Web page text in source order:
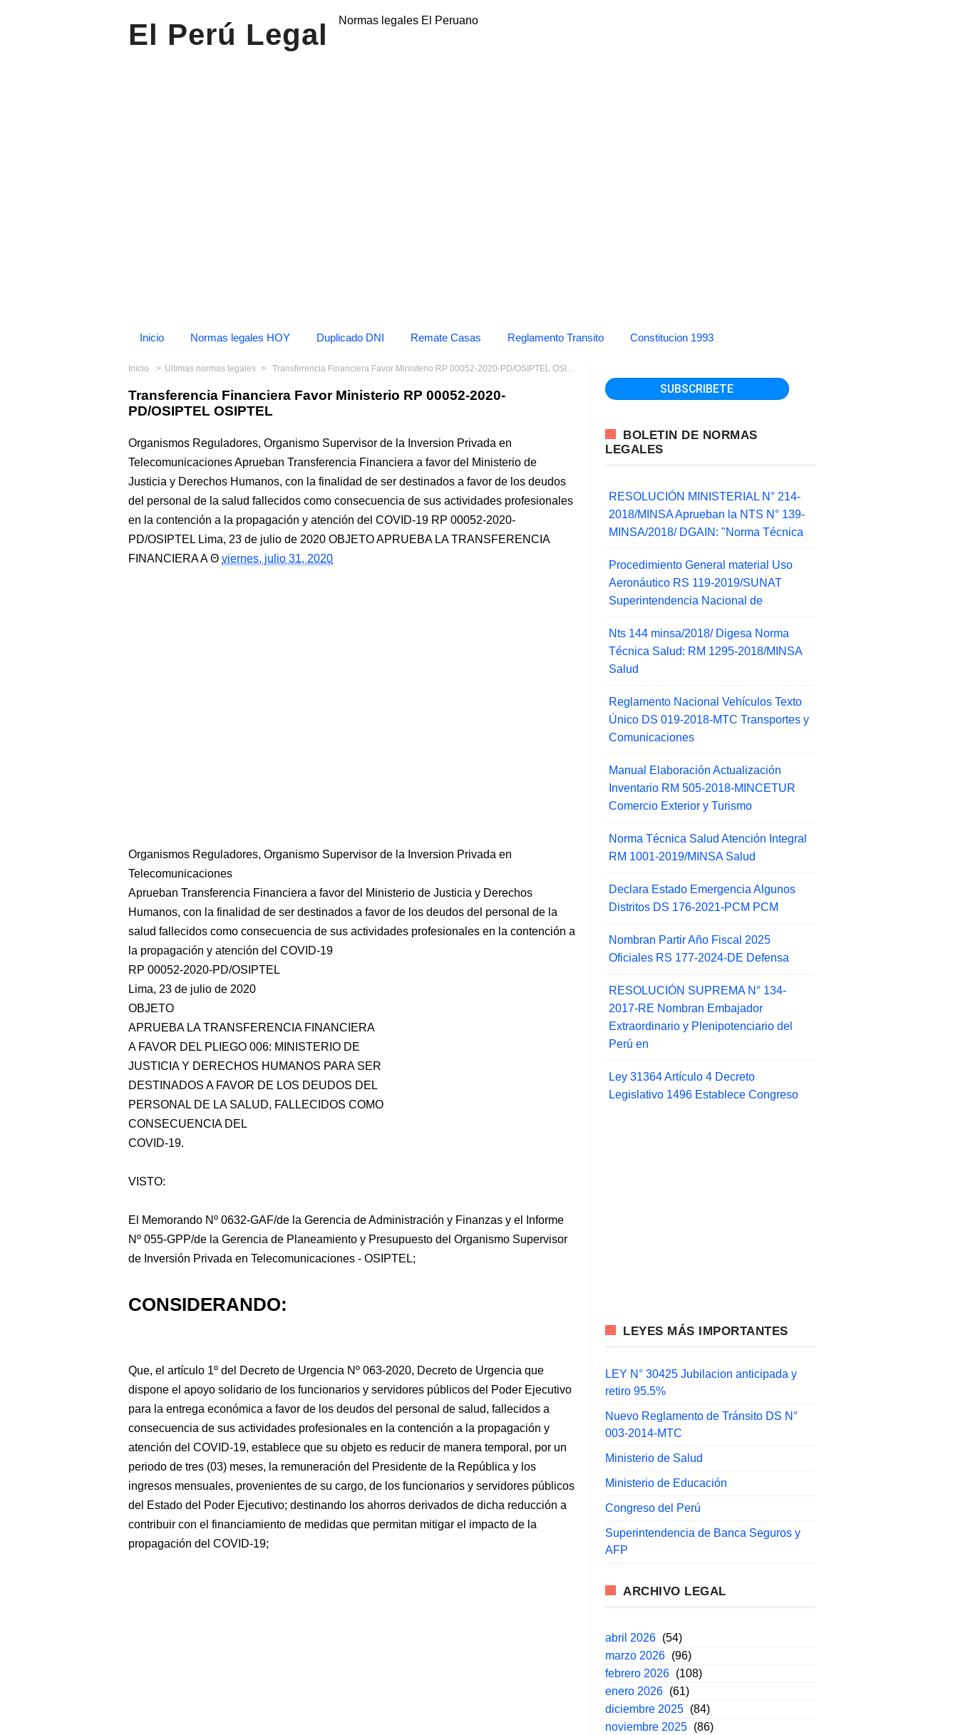
El Perú Legal Normas legales El Peruano
Inicio Normas legales HOY Duplicado DNI Remate Casas Reglamento Transito Constitucion 1993
Inicio Últimas normas legales Transferencia Financiera Favor Ministerio RP 00052-2020-PD/OSIPTEL OSIPTEL
Transferencia Financiera Favor Ministerio RP 00052-2020-
PD/OSIPTEL OSIPTEL
Organismos Reguladores, Organismo Supervisor de la Inversion Privada en
Telecomunicaciones Aprueban Transferencia Financiera a favor del Ministerio de
Justicia y Derechos Humanos, con la finalidad de ser destinados a favor de los deudos
del personal de la salud fallecidos como consecuencia de sus actividades profesionales
en la contención a la propagación y atención del COVID-19 RP 00052-2020-
PD/OSIPTEL Lima, 23 de julio de 2020 OBJETO APRUEBA LA TRANSFERENCIA
FINANCIERA A
viernes, julio 31, 2020
Organismos Reguladores, Organismo Supervisor de la Inversion Privada en
Telecomunicaciones
Aprueban Transferencia Financiera a favor del Ministerio de Justicia y Derechos
Humanos, con la finalidad de ser destinados a favor de los deudos del personal de la
salud fallecidos como consecuencia de sus actividades profesionales en la contención a
la propagación y atención del COVID-19
RP 00052-2020-PD/OSIPTEL
Lima, 23 de julio de 2020
OBJETO
APRUEBA LA TRANSFERENCIA FINANCIERA
AFAVOR DEL PLIEGO 006: MINISTERIO DE
JUSTICIA Y DERECHOS HUMANOS PARA SER
DESTINADOS A FAVOR DE LOS DEUDOS DEL
PERSONAL DE LA SALUD, FALLECIDOS COMO
CONSECUENCIA DEL
COVID-19.
VISTO:
El Memorando Nº 0632-GAF/de la Gerencia de Administración y Finanzas y el Informe
Nº 055-GPP/de la Gerencia de Planeamiento y Presupuesto del Organismo Supervisor
de Inversión Privada en Telecomunicaciones - OSIPTEL;
CONSIDERANDO:
Que, el artículo 1º del Decreto de Urgencia Nº 063-2020, Decreto de Urgencia que
dispone el apoyo solidario de los funcionarios y servidores públicos del Poder Ejecutivo
para la entrega económica a favor de los deudos del personal de salud, fallecidos a
consecuencia de sus actividades profesionales en la contención a la propagación y
atención del COVID-19, establece que su objeto es reducir de manera temporal, por un
periodo de tres (03) meses, la remuneración del Presidente de la República y los
ingresos mensuales, provenientes de su cargo, de los funcionarios y servidores públicos
del Estado del Poder Ejecutivo; destinando los ahorros derivados de dicha reducción a
contribuir con el financiamiento de medidas que permitan mitigar el impacto de la
propagación del COVID-19;
BOLETIN DE NORMAS
LEGALES
RESOLUCIÓN MINISTERIAL N° 214-
2018/MINSA Aprueban la NTS N° 139-
MINSA/2018/ DGAIN: "Norma Técnica
Procedimiento General material Uso
Aeronáutico RS 119-2019/SUNAT
Superintendencia Nacional de
Nts 144 minsa/2018/ Digesa Norma
Técnica Salud: RM 1295-2018/MINSA
Salud
Reglamento Nacional Vehículos Texto
Único DS 019-2018-MTC Transportes y
Comunicaciones
Manual Elaboración Actualización
Inventario RM 505-2018-MINCETUR
Comercio Exterior y Turismo
Norma Técnica Salud Atención Integral
RM 1001-2019/MINSA Salud
Declara Estado Emergencia Algunos
Distritos DS 176-2021-PCM PCM
Nombran Partir Año Fiscal 2025
Oficiales RS 177-2024-DE Defensa
RESOLUCIÓN SUPREMA N° 134-
2017-RE Nombran Embajador
Extraordinario y Plenipotenciario del
Perú en
Ley 31364 Artículo 4 Decreto
Legislativo 1496 Establece Congreso
LEYES MÁS IMPORTANTES
LEY N° 30425 Jubilacion anticipada y
retiro 95.5%
Nuevo Reglamento de Tránsito DS N°
003-2014-MTC
Ministerio de Salud
Ministerio de Educación
Congreso del Perú
Superintendencia de Banca Seguros y
AFP
ARCHIVO LEGAL
abril 2026 (54)
marzo 2026 (96)
febrero 2026 (108)
enero 2026 (61)
diciembre 2025 (84)
noviembre 2025 (86)